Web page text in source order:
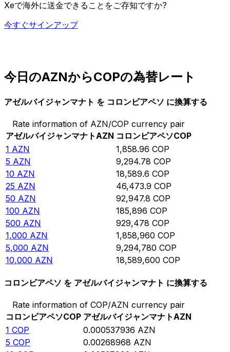
Xeで海外に送金できることをご存知ですか?
今すぐサインアップ
今日のAZNからCOPの為替レート
アゼルバイジャンマナト を コロンビアペソ に換算する
Rate information of AZN/COP currency pair
アゼルバイジャンマナト AZN コロンビアペソCOP
1 AZN 1,858.96 COP
5 AZN 9,294.78 COP
10 AZN 18,589.6 COP
25 AZN 46,473.9 COP
50 AZN 92,947.8 COP
100 AZN 185,896 COP
500 AZN 929,478 COP
1,000 AZN 1,858,960 COP
5,000 AZN 9,294,780 COP
10,000 AZN 18,589,600 COP
コロンビアペソ を アゼルバイジャンマナト に換算する
Rate information of COP/AZN currency pair
コロンビアペソCOP アゼルバイジャンマナトAZN
1 COP 0.000537936 AZN
5 COP 0.00268968 AZN